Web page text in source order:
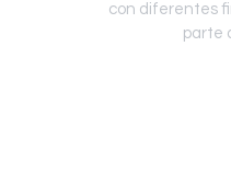
con diferentes
parte